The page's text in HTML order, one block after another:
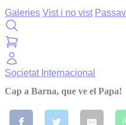
Galeries Vist i no vist
Societat Internacional
Cap a Barna, que ve el Papa!